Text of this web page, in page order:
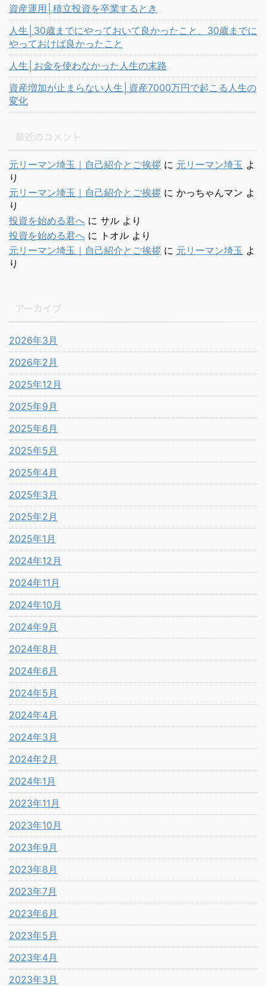
資産運用│積立投資を卒業するとき
人生│30歳までにやっておいて良かったこと、30歳までに
やっておけば良かったこと
人生│お金を使わなかった人生の末路
資産増加が止まらない人生│資産7000万円で起こる人生の
変化
元リーマン埼玉｜自己紹介とご挨拶 に 元リーマン埼玉 よ
り
元リーマン埼玉｜自己紹介とご挨拶 に かっちゃんマン よ
り
投資を始める君へ に サル より
投資を始める君へ に トオル より
元リーマン埼玉｜自己紹介とご挨拶 に 元リーマン埼玉 よ
り
2026年3月
2026年2月
2025年12月
2025年9月
2025年6月
2025年5月
2025年4月
2025年3月
2025年2月
2025年1月
2024年12月
2024年11月
2024年10月
2024年9月
2024年8月
2024年6月
2024年5月
2024年4月
2024年3月
2024年2月
2024年1月
2023年11月
2023年10月
2023年9月
2023年8月
2023年7月
2023年6月
2023年5月
2023年4月
2023年3月